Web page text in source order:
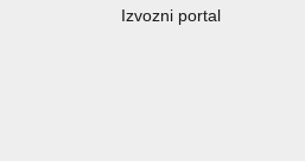
Izvozni portal